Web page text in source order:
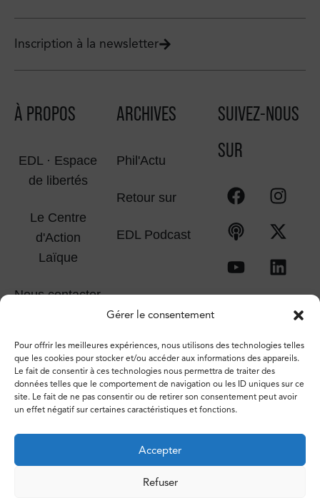
Gérer le consentement
Pour offrir les meilleures expériences, nous utilisons des technologies telles
que les cookies pour stocker et/ou accéder aux informations des appareils.
Le fait de consentir à ces technologies nous permettra de traiter des
données telles que le comportement de navigation ou les ID uniques sur ce
site. Le fait de ne pas consentir ou de retirer son consentement peut avoir
un effet négatif sur certaines caractéristiques et fonctions.
Accepter
Refuser
Inscription à la newsletter
À PROPOS
EDL · Espace
de libertés
Le Centre
d'Action
Laïque
Nous contacter
ARCHIVES
Phil'Actu
Retour sur
EDL Podcast
SUIVEZ-NOUS
SUR